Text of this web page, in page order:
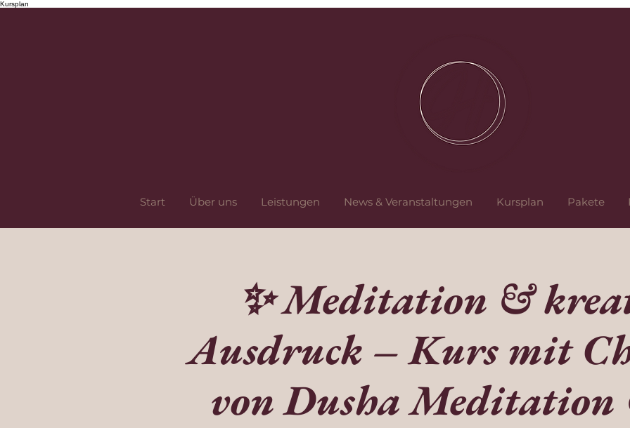
Kursplan
Start Über uns Leistungen News & Veranstaltungen Kursplan Pakete
✨ Meditation &
Ausdruck – Kurs mit
von Dusha